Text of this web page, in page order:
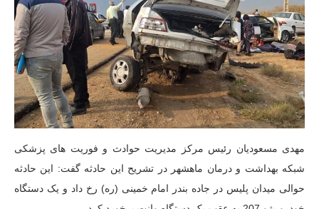
مهدی مسعودیان رئیس مرکز مدیریت حوادث و فوریت های پزشکی
شبکه بهداشت و درمان ماهشهر در تشریح این حادثه گفت: این حادثه
حوالی میدان پلیس در جاده بندر امام خمینی (ره) رخ داد و یک دستگاه